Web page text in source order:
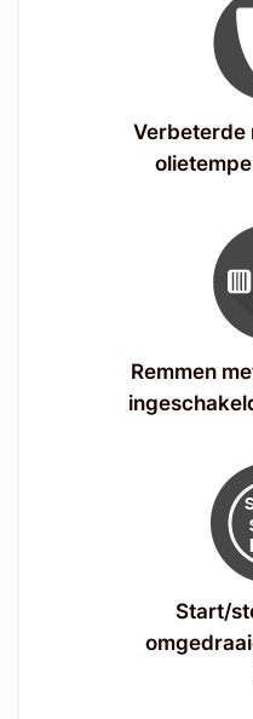
Verbeterde
Remmen
Start/